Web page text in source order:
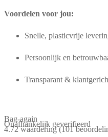
Voordelen voor jou:
Snelle, plasticvrije
Persoonlijk en
Transparant &
Bag-again
Onafhankelijk geverifieerd
4.72 waardering (101